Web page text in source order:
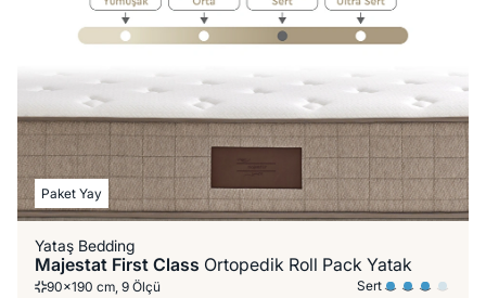
Paket Yay
Yataş Bedding
Majestat First Class Ortopedik Roll Pack Yatak
90x190 cm, 9 Ölçü Sert